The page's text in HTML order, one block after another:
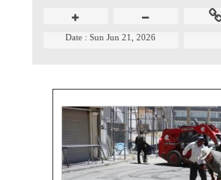
Date :Sun Jun 21, 2026